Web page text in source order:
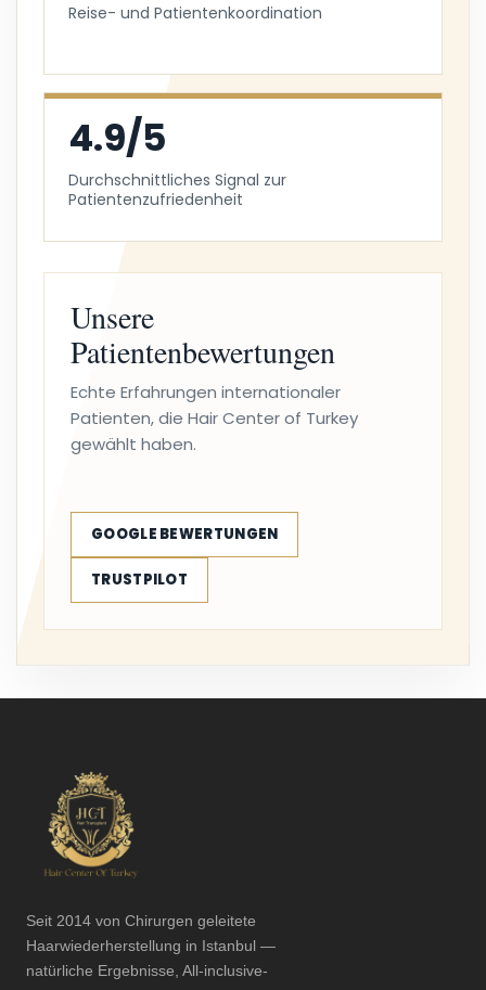
Reise- und Patientenkoordination
4.9/5
Durchschnittliches Signal zur
Patientenzufriedenheit
Unsere
Patientenbewertungen
Echte Erfahrungen internationaler
Patienten, die Hair Center of Turkey
gewählt haben.
GOOGLE BEWERTUNGEN
TRUSTPILOT
Seit 2014 von Chirurgen geleitete
Haarwiederherstellung in Istanbul —
natürliche Ergebnisse, All-inclusive-